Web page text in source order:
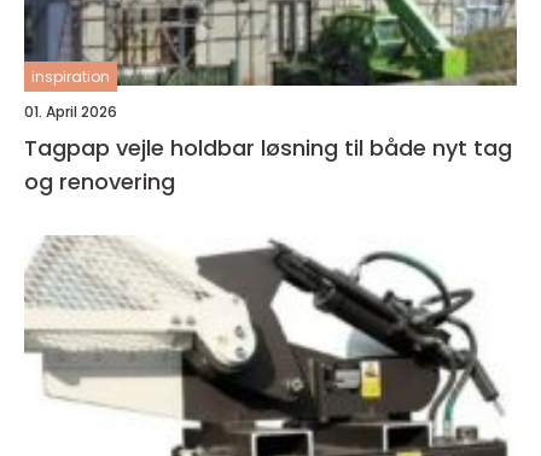
inspiration
01. April 2026
Tagpap vejle holdbar løsning til både nyt tag
og renovering